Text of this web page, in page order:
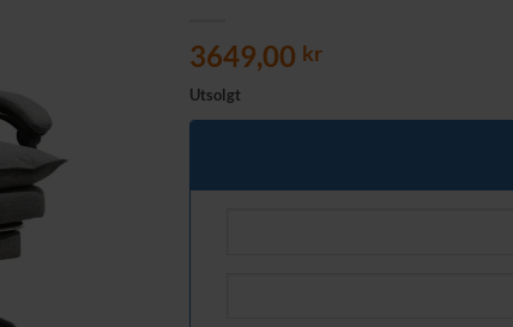
3649,00 kr
Utsolgt